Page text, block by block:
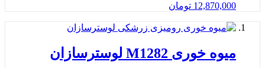
12,870,000 تومان
میوه خوری M1282 لوسترسازان